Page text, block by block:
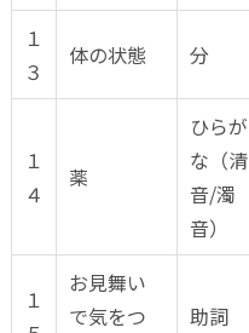
１
３
体の状態 分
１
４
薬
ひらが
な（清
音/濁
音）
１
お見舞い
で気をつ
助詞